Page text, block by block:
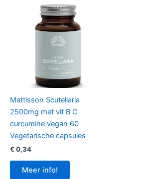
Mattisson Scutellaria
2500mg met vit B C
curcumine vegan 60
Vegetarische capsules
€ 0,34
Meer info!